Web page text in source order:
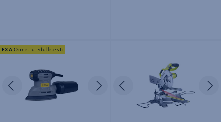
Kärkihiomakone FXA 130W 135mm
Edellinen Seuraava
FXA Onnistu edullisesti
Edellinen